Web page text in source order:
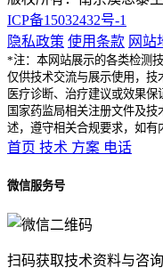
ICP备15032432号-1
隐私政策 使用条款 网站
*注：本网站展示的各类检测
仅供技术交流与展示使用，
医疗诊断、治疗建议或效果
国家药监局相关注册文件及
述，遵守相关合规要求，如有
首页 技术 方案 电话
微信服务号
扫码获取技术资料与咨询